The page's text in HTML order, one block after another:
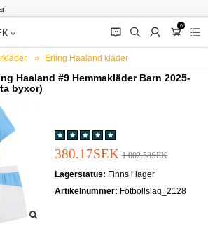
󰂱 󰂨 󰃳
0
󰃦 󰃖
Erling Haaland kläder
Haaland #9 Hemmakläder Barn 2025-
byxor)
380.17SEK 1 002.58SEK
Lagerstatus: Finns i lager
Artikelnummer: Fotbollslag_2128